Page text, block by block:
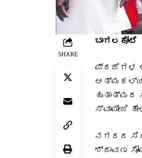
SHARE
ಬಾಗಲಕೋಟೆ
ಪ್ರಜೆಗಳ
ಹುತಾತ್ಮರ
ಸ್ವಾಮೀಜಿ
ನಗರದ
ಶ್ರಾವಣ